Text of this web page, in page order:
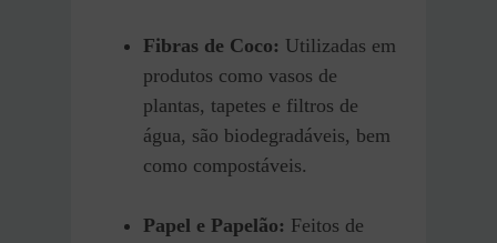
Fibras de Coco: Utilizadas em
produtos como vasos de
plantas, tapetes e filtros de
água, são biodegradáveis, bem
como compostáveis.
Papel e Papelão: Feitos de